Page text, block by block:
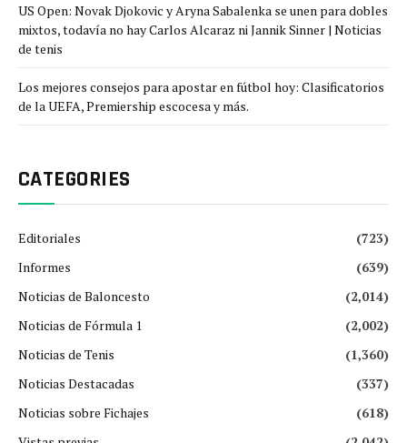
US Open: Novak Djokovic y Aryna Sabalenka se unen para dobles
mixtos, todavía no hay Carlos Alcaraz ni Jannik Sinner | Noticias
de tenis
Los mejores consejos para apostar en fútbol hoy: Clasificatorios
de la UEFA, Premiership escocesa y más.
CATEGORIES
Editoriales
(723)
Informes
(639)
Noticias de Baloncesto
(2,014)
Noticias de Fórmula 1
(2,002)
Noticias de Tenis
(1,360)
Noticias Destacadas
(337)
Noticias sobre Fichajes
(618)